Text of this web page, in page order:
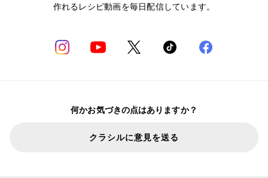
作れるレシピ動画を毎日配信しています。
何かお気づきの点はありますか？
クラシルに意見を送る